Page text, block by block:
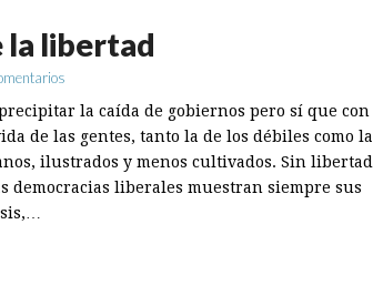
la libertad
la caída de gobiernos pero sí que con
de las gentes, tanto la de los débiles como la
ilustrados y menos cultivados. Sin libertad
democracias liberales muestran siempre sus